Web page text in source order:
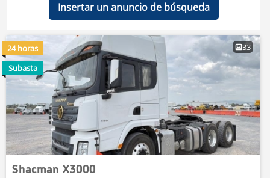
Insertar un anuncio de búsqueda
33
Shacman X3000
24 horas
Subasta